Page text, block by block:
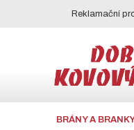
Reklamační
BRÁNY A